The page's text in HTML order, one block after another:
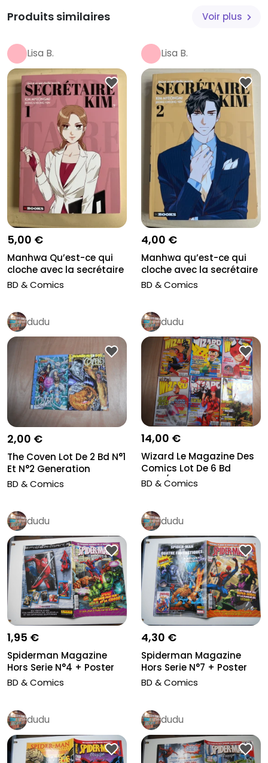
Produits similaires Voir plus
Lisa B.
5,00 €
Manhwa Qu’est-ce qui
cloche avec la secrétaire
Kim
BD & Comics
Lisa B.
4,00 €
Manhwa qu’est-ce qui
cloche avec la secrétaire
Kim
BD & Comics
dudu
2,00 €
The Coven Lot De 2 Bd N°1
Et N°2 Generation
Comics...
BD & Comics
dudu
14,00 €
Wizard Le Magazine Des
Comics Lot De 6 Bd
2000/200...
BD & Comics
dudu
1,95 €
Spiderman Magazine
Hors Serie N°4 + Poster
Octobre...
BD & Comics
dudu
4,30 €
Spiderman Magazine
Hors Serie N°7 + Poster
Octobre...
BD & Comics
dudu dudu